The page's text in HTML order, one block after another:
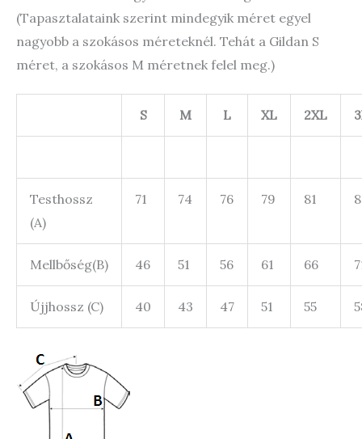
(Tapasztalataink szerint mindegyik méret egyel
nagyobb a szokásos méreteknél. Tehát a Gildan S
méret, a szokásos M méretnek felel meg.)
S M L XL 2XL
Testhossz
(A)
71 74 76 79 81
Mellbőség(B) 46 51 56 61 66
Újjhossz (C) 40 43 47 51 55